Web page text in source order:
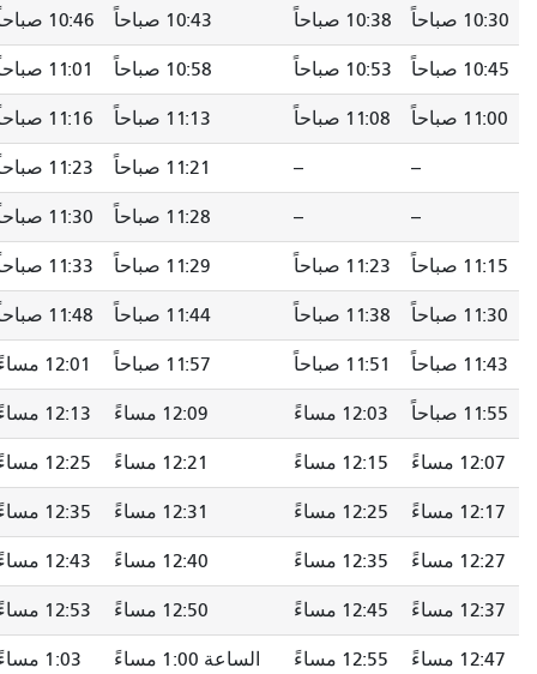
10:30 صباحاً 10:38 صباحاً 10:43 صباحاً 10:46 صباحاً
10:45 صباحاً 10:53 صباحاً 10:58 صباحاً 11:01 صباحاً
11:00 صباحاً 11:08 صباحاً 11:13 صباحاً 11:16 صباحاً
11:21 صباحاً 11:23 صباحاً
11:28 صباحاً 11:30 صباحاً
11:15 صباحاً 11:23 صباحاً 11:29 صباحاً 11:33 صباحاً
11:30 صباحاً 11:38 صباحاً 11:44 صباحاً 11:48 صباحاً
11:43 صباحاً 11:51 صباحاً 11:57 صباحاً 12:01 مساءً
11:55 صباحاً 12:03 مساءً 12:09 مساءً 12:13 مساءً
12:07 مساءً 12:15 مساءً 12:21 مساءً 12:25 مساءً
12:17 مساءً 12:25 مساءً 12:31 مساءً 12:35 مساءً
12:27 مساءً 12:35 مساءً 12:40 مساءً 12:43 مساءً
12:37 مساءً 12:45 مساءً 12:50 مساءً 12:53 مساءً
12:47 مساءً 12:55 مساءً الساعة 1:00 مساءً 1:03 مساءً